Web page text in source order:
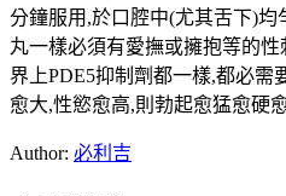
分鐘服用,於口腔中(尤其舌下)
丸一樣必須有愛撫或擁抱等的
界上PDE5抑制劑都一樣,都必需
愈大,性慾愈高,則勃起愈猛愈硬
Author: 必利吉